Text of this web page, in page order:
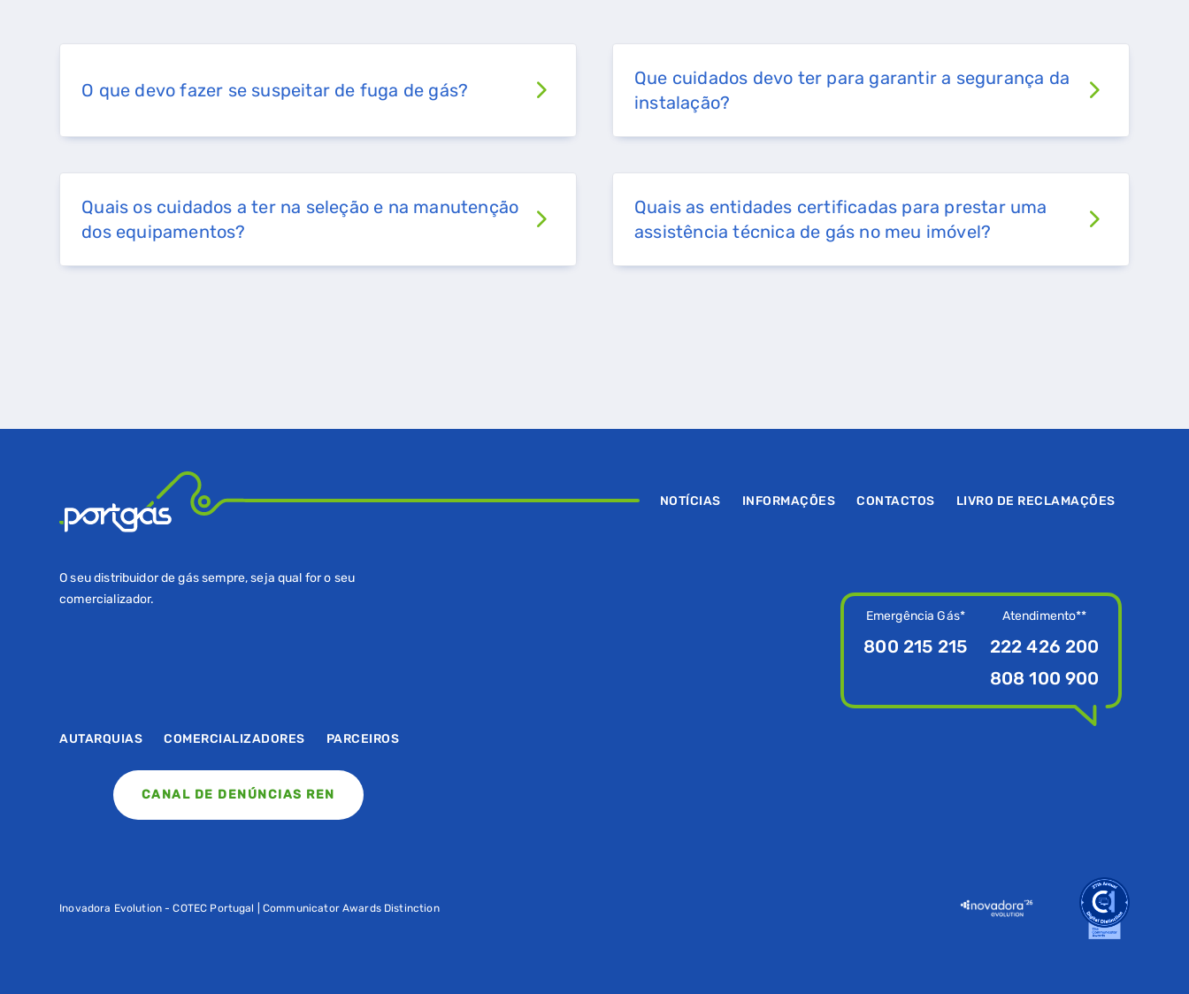
O que devo fazer se suspeitar de fuga de gás?
Que cuidados devo ter para garantir a segurança da
instalação?
Quais os cuidados a ter na seleção e na manutenção
dos equipamentos?
Quais as entidades certificadas para prestar uma
assistência técnica de gás no meu imóvel?
O seu distribuidor de gás sempre, seja qual for o seu
comercializador.
NOTÍCIAS INFORMAÇÕES CONTACTOS LIVRO DE RECLAMAÇÕES
Emergência Gás*
800 215 215
Atendimento**
222 426 200
808 100 900
AUTARQUIAS COMERCIALIZADORES PARCEIROS
CANAL DE DENÚNCIAS REN
Inovadora Evolution - COTEC Portugal | Communicator Awards Distinction